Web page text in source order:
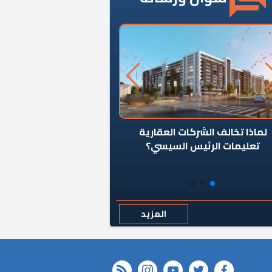
من يوقف سرطان الأبراج السكنية
المخالفة ياحكومة؟
المزيد